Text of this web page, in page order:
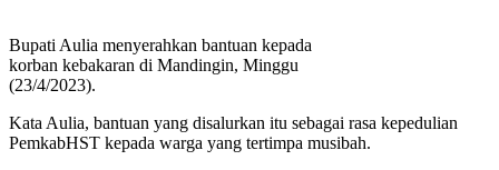
Bupati Aulia menyerahkan bantuan kepada
korban kebakaran di Mandingin, Minggu
(23/4/2023).
Kata Aulia, bantuan yang disalurkan itu sebagai rasa kepedulian
PemkabHST kepada warga yang tertimpa musibah.